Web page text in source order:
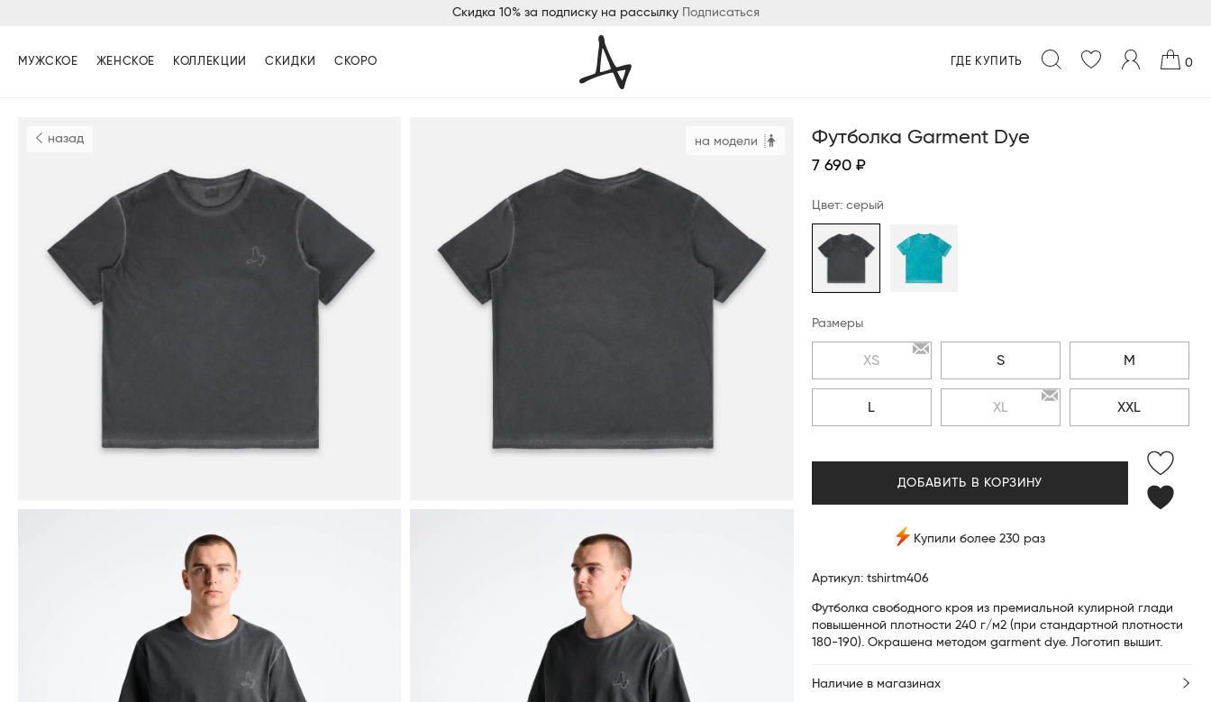
Скидка 10% за подписку на рассылку Подписаться
МУЖСКОЕ ЖЕНСКОЕ КОЛЛЕКЦИИ СКИДКИ СКОРО ГДЕ КУПИТЬ 0
назад на модели Футболка Garment Dye
7 690 ₽
Цвет: серый
Размеры
XS S M
L XL XXL
ДОБАВИТЬ В КОРЗИНУ
Купили более 230 раз
Артикул: tshirtm406
Футболка свободного кроя из премиальной кулирной глади
повышенной плотности 240 г/м2 (при стандартной плотности
180-190). Окрашена методом garment dye. Логотип вышит.
Наличие в магазинах